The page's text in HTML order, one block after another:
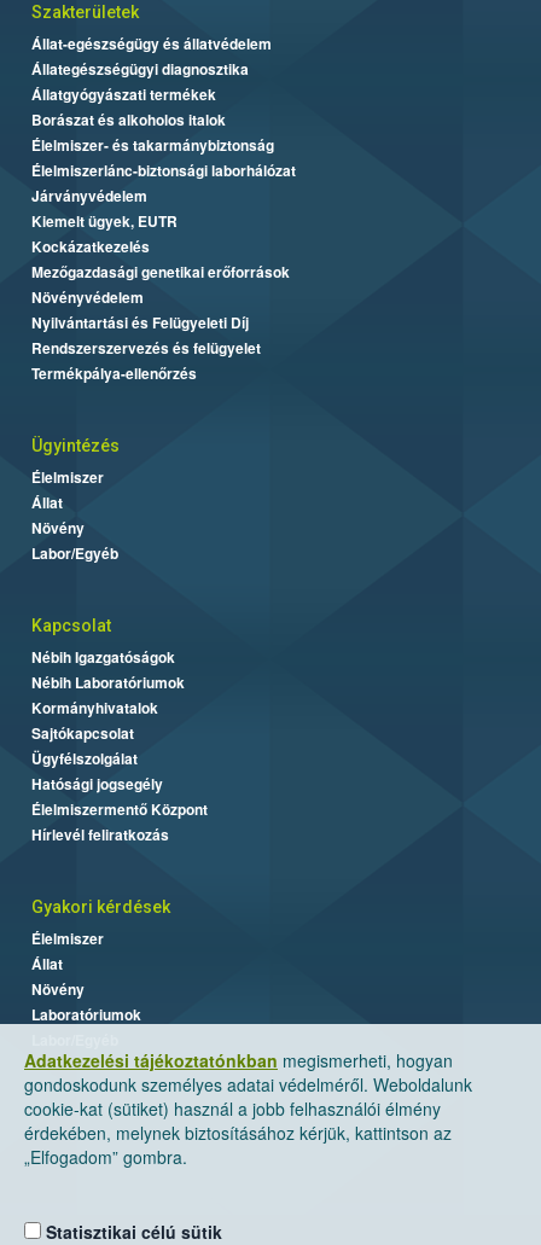
Adatkezelési tájékoztatónkban megismerheti, hogyan
gondoskodunk személyes adatai védelméről. Weboldalunk
cookie-kat (sütiket) használ a jobb felhasználói élmény
érdekében, melynek biztosításához kérjük, kattintson az
„Elfogadom” gombra.
Statisztikai célú sütik
Szakterületek
Állat-egészségügy és állatvédelem
Állategészségügyi diagnosztika
Állatgyógyászati termékek
Borászat és alkoholos italok
Élelmiszer- és takarmánybiztonság
Élelmiszerlánc-biztonsági laborhálózat
Járványvédelem
Kiemelt ügyek, EUTR
Kockázatkezelés
Mezőgazdasági genetikai erőforrások
Növényvédelem
Nyilvántartási és Felügyeleti Díj
Rendszerszervezés és felügyelet
Termékpálya-ellenőrzés
Ügyintézés
Élelmiszer
Állat
Növény
Labor/Egyéb
Kapcsolat
Nébih Igazgatóságok
Nébih Laboratóriumok
Kormányhivatalok
Sajtókapcsolat
Ügyfélszolgálat
Hatósági jogsegély
Élelmiszermentő Központ
Hírlevél feliratkozás
Gyakori kérdések
Élelmiszer
Állat
Növény
Laboratóriumok